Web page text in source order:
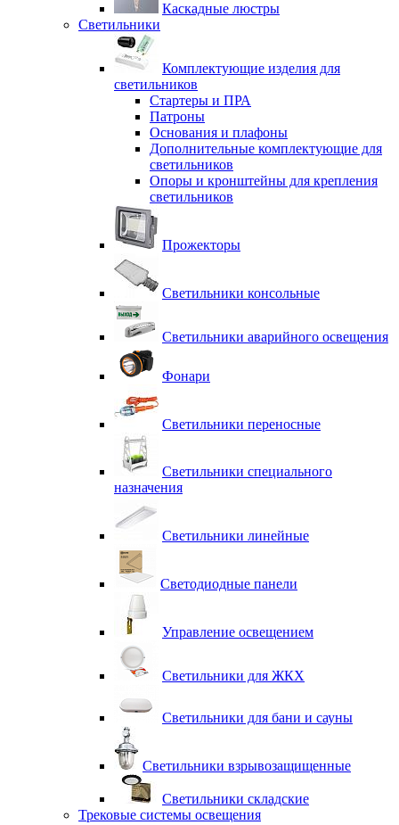
Каскадные люстры
Светильники
Комплектующие изделия для
светильников
Стартеры и ПРА
Патроны
Основания и плафоны
Дополнительные комплектующие для
светильников
Опоры и кронштейны для крепления
светильников
Прожекторы
Светильники консольные
Светильники аварийного освещения
Фонари
Светильники переносные
Светильники специального
назначения
Светильники линейные
Светодиодные панели
Управление освещением
Светильники для ЖКХ
Светильники для бани и сауны
Светильники взрывозащищенные
Светильники складские
Трековые системы освещения